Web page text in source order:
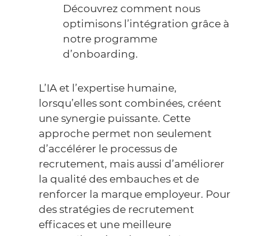
Découvrez comment nous
optimisons l’intégration grâce à
notre programme
d’onboarding.
L’IA et l’expertise humaine,
lorsqu’elles sont combinées, créent
une synergie puissante. Cette
approche permet non seulement
d’accélérer le processus de
recrutement, mais aussi d’améliorer
la qualité des embauches et de
renforcer la marque employeur. Pour
des stratégies de recrutement
efficaces et une meilleure